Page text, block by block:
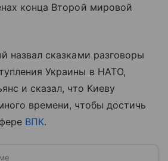
конца Второй мировой
назвал сказками разговоры
Украины в НАТО,
и сказал, что Киеву
времени, чтобы достичь
ВПК.